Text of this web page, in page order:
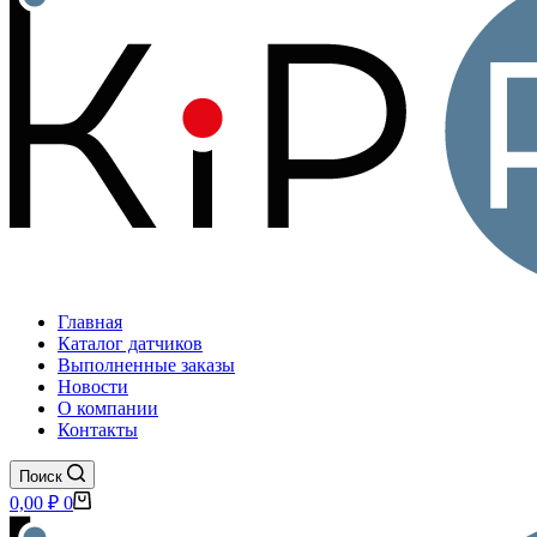
Главная
Каталог датчиков
Выполненные заказы
Новости
О компании
Контакты
Поиск
Корзина
0,00 ₽ 0